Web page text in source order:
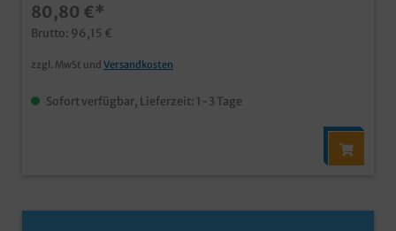
abbaubar (EN 13432)OK Compost Zertifikat unter 15my
Stärke, und somit nicht vom
Kunststofftragetaschenverbot betroffen Natürlich
können auch die Bio Hemdchentragetaschen individuell
mit Ihrem Logo, Unternehmensdesign oder einer
Ihnen ein leistungsfähiges Angebot!
80,80 €*
Brutto: 96,15 €
zzgl. MwSt und Versandkosten
Sofort verfügbar, Lieferzeit: 1-3 Tage